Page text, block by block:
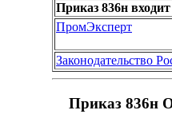
Приказ 836н
ПромЭксперт
Законодательство
Приказ 836н